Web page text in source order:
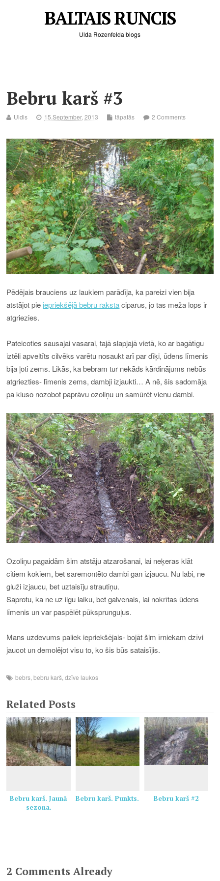
BALTAIS RUNCIS
Ulda Rozenfelda blogs
Bebru karš #3
Uldis 15.September, 2013 tāpatās 2 Comments
Pēdējais brauciens uz laukiem parādīja, ka pareizi vien bija
atstājot pie iepriekšējā bebru rakstaciparus, jo tas meža lops ir
atgriezies.
Pateicoties sausajai vasarai, tajā slapjajā vietā, ko ar bagātīgu
iztēli apveltīts cilvēks varētu nosaukt arī par dīķi, ūdens līmenis
bija ļoti zems. Likās, ka bebram tur nekāds kārdinājums nebūs
atgriezties- līmenis zems, dambji izjaukti… A nē, šis sadomāja
pa kluso nozobot paprāvu ozoliņu un samūrēt vienu dambi.
Ozoliņu pagaidām šim atstāju atzarošanai, lai neķeras klāt
citiem kokiem, bet saremontēto dambi gan izjaucu. Nu labi, ne
gluži izjaucu, bet uztaisīju strautiņu.
Saprotu, ka ne uz ilgu laiku, bet galvenais, lai nokrītas ūdens
līmenis un var paspēlēt pūksprunguļus.
Mans uzdevums paliek iepriekšējais- bojāt šim īrniekam dzīvi
jaucot un demolējot visu to, ko šis būs sataisījis.
bebrs ,bebru karš ,dzīve laukos
Related Posts
Bebru karš. Jaunā
sezona.
Bebru karš. Punkts. Bebru karš #2
2 Comments Already